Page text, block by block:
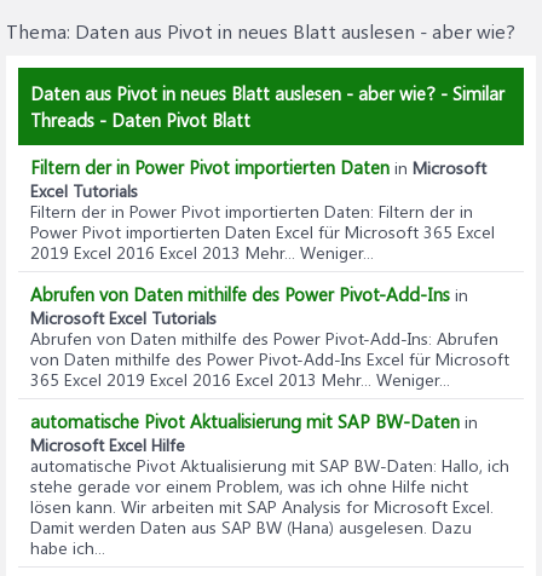
Thema: Daten aus Pivot in neues Blatt auslesen - aber wie?
Daten aus Pivot in neues Blatt auslesen - aber wie? - Similar
Threads - Daten Pivot Blatt
Filtern der in Power Pivot importierten Daten in Microsoft
Excel Tutorials
Filtern der in Power Pivot importierten Daten: Filtern der in
Power Pivot importierten Daten Excel für Microsoft 365 Excel
2019 Excel 2016 Excel 2013 Mehr... Weniger...
Abrufen von Daten mithilfe des Power Pivot-Add-Ins in
Microsoft Excel Tutorials
Abrufen von Daten mithilfe des Power Pivot-Add-Ins: Abrufen
von Daten mithilfe des Power Pivot-Add-Ins Excel für Microsoft
365 Excel 2019 Excel 2016 Excel 2013 Mehr... Weniger...
automatische Pivot Aktualisierung mit SAP BW-Daten in
Microsoft Excel Hilfe
automatische Pivot Aktualisierung mit SAP BW-Daten: Hallo, ich
stehe gerade vor einem Problem, was ich ohne Hilfe nicht
lösen kann. Wir arbeiten mit SAP Analysis for Microsoft Excel.
Damit werden Daten aus SAP BW (Hana) ausgelesen. Dazu
habe ich...